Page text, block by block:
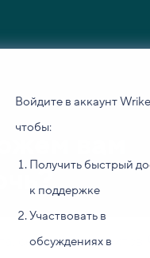
Войдите в аккаунт
чтобы:
Получить быстрый
к поддержке
Участвовать в
обсуждениях в
вам